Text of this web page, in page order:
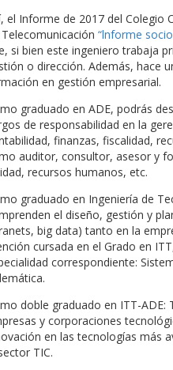
el Informe de 2017 del Colegio
“lnforme
si bien este ingeniero trabaja
o dirección. Además, hace
en gestión empresarial.
graduado en ADE, podrás
de responsabilidad en la
finanzas, fiscalidad,
auditor, consultor, asesor y
recursos humanos, etc.
graduado en Ingeniería de
el diseño, gestión y
big data) tanto en la
cursada en el Grado en
correspondiente:
doble graduado en ITT-
y corporaciones
en las tecnologías más
TIC.